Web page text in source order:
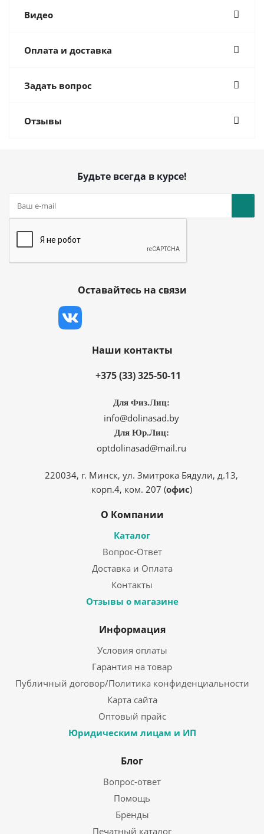
Видео
Оплата и доставка
Задать вопрос
Отзывы
Будьте всегда в курсе!
Оставайтесь на связи
Наши контакты
+375 (33) 325-50-11
Для Физ.Лиц:
info@dolinasad.by
Для Юр.Лиц:
optdolinasad@mail.ru
220034, г. Минск, ул. Змитрока Бядули, д.13,
корп.4, ком. 207 (офис)
О Компании
Каталог
Вопрос-Ответ
Доставка и Оплата
Контакты
Отзывы о магазине
Информация
Условия оплаты
Гарантия на товар
Публичный договор/Политика конфиденциальности
Карта сайта
Оптовый прайс
Юридическим лицам и ИП
Блог
Вопрос-ответ
Помощь
Бренды
Печатный каталог